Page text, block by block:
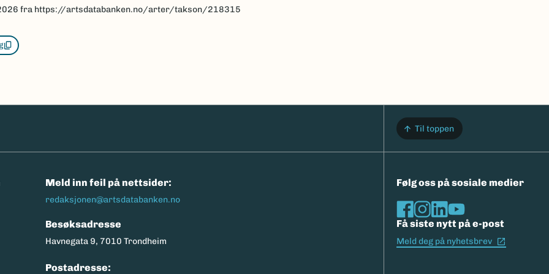
fra https://artsdatabanken.no/arter/takson/218315
Til toppen
Meld inn feil på nettsider:
redaksjonen@artsdatabanken.no
Besøksadresse
Havnegata 9, 7010 Trondheim
Postadresse:
Følg oss på sosiale medier
Få siste nytt på e-post
Meld deg på nyhetsbrev